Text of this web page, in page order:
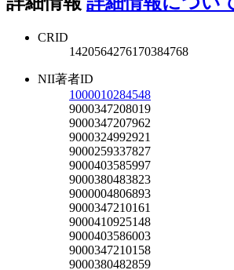
CRID
1420564276170384768
NII著者ID
1000010284548
9000347208019
9000347207962
9000324992921
9000259337827
9000403585997
9000380483823
9000004806893
9000347210161
9000410925148
9000403586003
9000347210158
9000380482859